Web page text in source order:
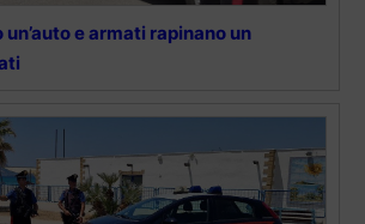
e armati rapinano un